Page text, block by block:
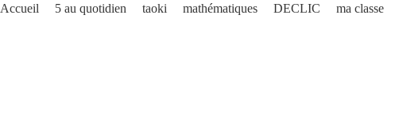
Accueil 5 au quotidien taoki mathématiques DECLIC ma classe